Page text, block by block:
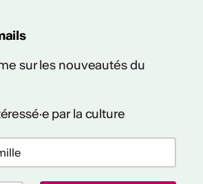
sur les nouveautés du
par la culture